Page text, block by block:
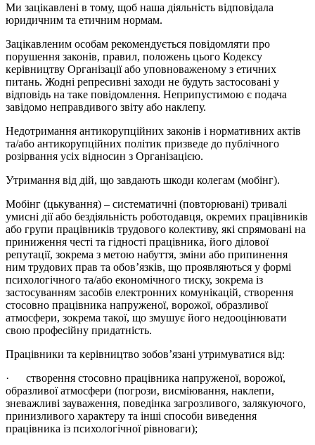
Ми зацікавлені в тому, щоб наша діяльність відповідала
юридичним та етичним нормам.
Зацікавленим особам рекомендується повідомляти про
порушення законів, правил, положень цього Кодексу
керівництву Організації або уповноваженому з етичних
питань. Жодні репресивні заходи не будуть застосовані у
відповідь на таке повідомлення. Неприпустимою є подача
завідомо неправдивого звіту або наклепу.
Недотримання антикорупційних законів і нормативних актів
та/або антикорупційних політик призведе до публічного
розірвання усіх відносин з Організацією.
Утримання від дій, що завдають шкоди колегам (мобінг).
Мобінг (цькування) – систематичні (повторювані) тривалі
умисні дії або бездіяльність роботодавця, окремих працівників
або групи працівників трудового колективу, які спрямовані на
приниження честі та гідності працівника, його ділової
репутації, зокрема з метою набуття, зміни або припинення
ним трудових прав та обов’язків, що проявляються у формі
психологічного та/або економічного тиску, зокрема із
застосуванням засобів електронних комунікацій, створення
стосовно працівника напруженої, ворожої, образливої
атмосфери, зокрема такої, що змушує його недооцінювати
свою професійну придатність.
Працівники та керівництво зобов’язані утримуватися від:
· створення стосовно працівника напруженої, ворожої,
образливої атмосфери (погрози, висміювання, наклепи,
зневажливі зауваження, поведінка загрозливого, залякуючого,
принизливого характеру та інші способи виведення
працівника із психологічної рівноваги);